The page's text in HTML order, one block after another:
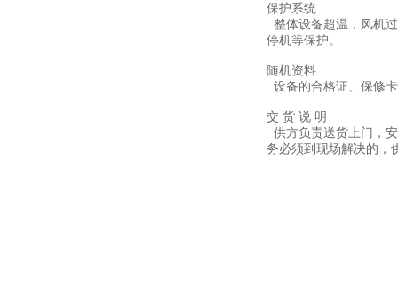
保护系统
整体设备超温，风机
停机等保护。
随机资料
设备的合格证、保修
交 货 说 明
供方负责送货上门，
务必须到现场解决的，